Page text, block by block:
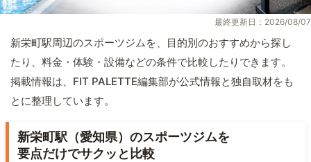
最終更新日：2026/08/07
新栄町駅周辺のスポーツジムを、目的別のおすすめから探し
たり、料金・体験・設備などの条件で比較したりできます。
掲載情報は、FIT PALETTE編集部が公式情報と独自取材をも
とに整理しています。
新栄町駅（愛知県）のスポーツジムを
要点だけでサクッと比較